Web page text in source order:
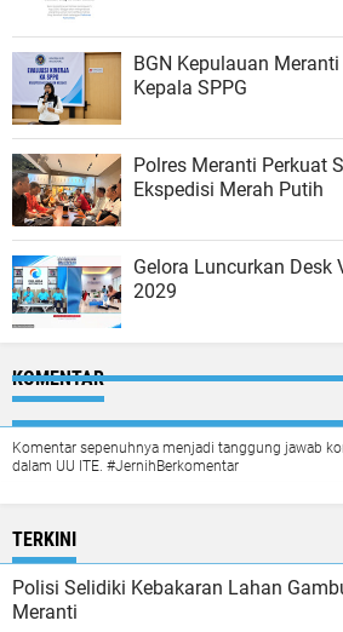
BGN Kepulauan
Kepala SPPG
Polres Meranti Perkuat
Ekspedisi Merah Putih
Gelora Luncurkan Desk
2029
KOMENTAR
Komentar sepenuhnya menjadi tanggung jawab
dalam UU ITE. #JernihBerkomentar
TERKINI
Polisi Selidiki Kebakaran Lahan
Meranti